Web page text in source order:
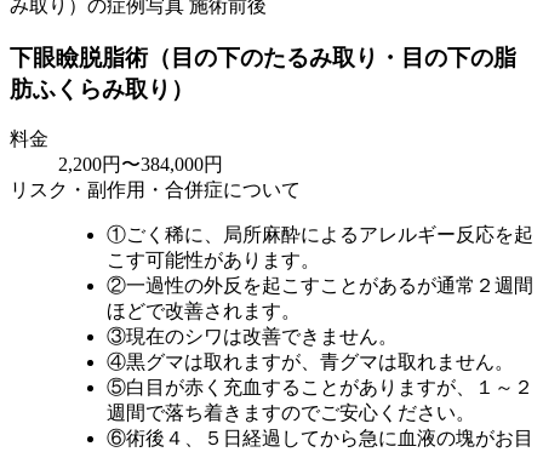
下眼瞼脱脂術（目の下のたるみ取り・目の下の脂
肪ふくらみ取り）
料金
2,200円〜384,000円
リスク・副作用・合併症について
①ごく稀に、局所麻酔によるアレルギー反応を起
こす可能性があります。
②一過性の外反を起こすことがあるが通常２週間
ほどで改善されます。
③現在のシワは改善できません。
④黒グマは取れますが、青グマは取れません。
⑤白目が赤く充血することがありますが、１～２
週間で落ち着きますのでご安心ください。
⑥術後４、５日経過してから急に血液の塊がお目